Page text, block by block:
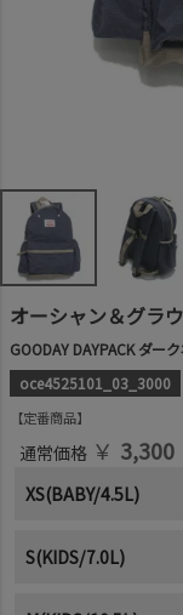
オーシャン＆グラ
GOODAY DAYPACK ダー
oce4525101_03_3000
定番商品
通常価格 ￥ 3,300
XS(BABY/4.5L)
S(KIDS/7.0L)